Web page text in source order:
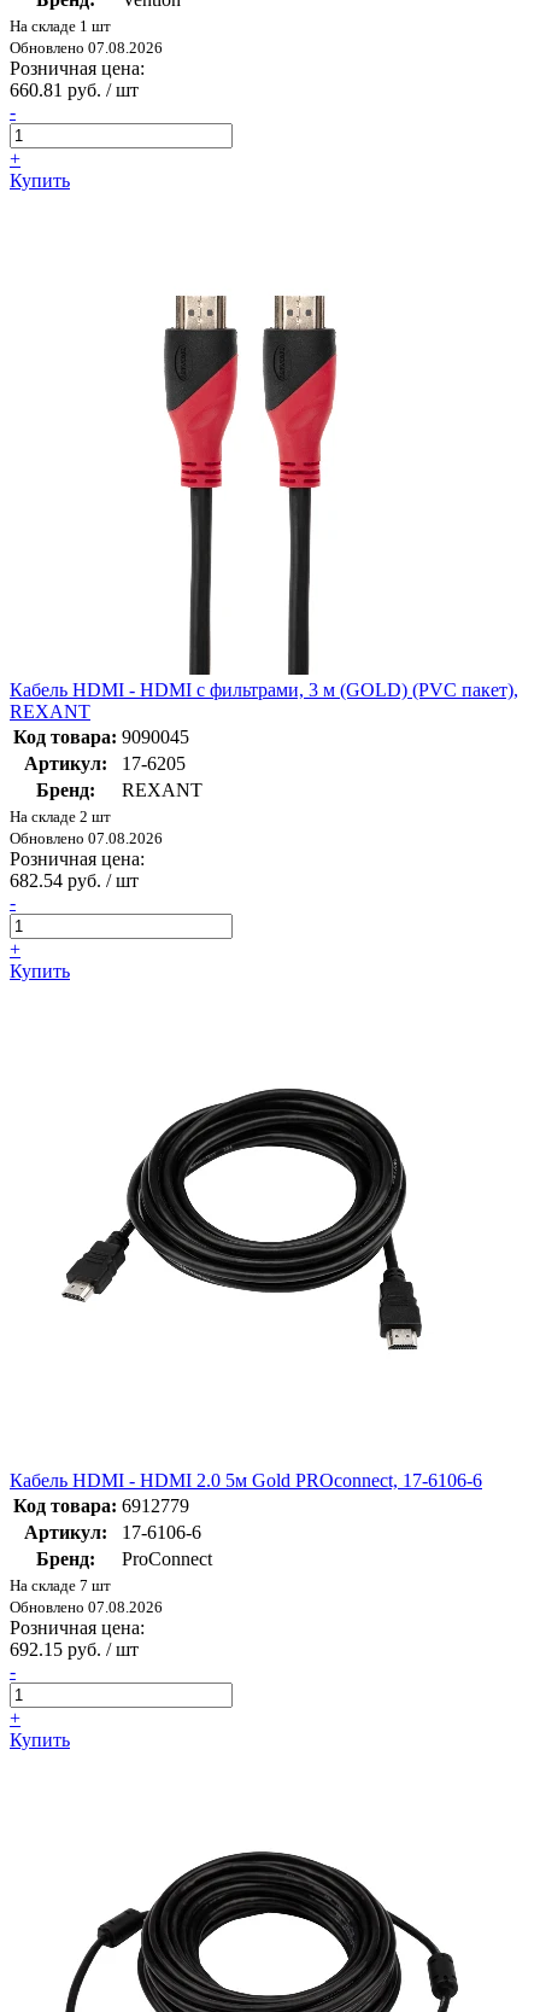
На складе 1 шт
Обновлено 07.08.2026
Розничная цена:
660.81 руб. / шт
-
+
Купить
Кабель HDMI - HDMI с фильтрами, 3 м (GOLD) (PVC пакет),
REXANT
Код товара: 9090045
Артикул:
17-6205
Бренд:
REXANT
На складе 2 шт
Обновлено 07.08.2026
Розничная цена:
682.54 руб. / шт
-
+
Купить
Кабель HDMI - HDMI 2.0 5м Gold PROconnect, 17-6106-6
Код товара: 6912779
Артикул:
17-6106-6
Бренд:
ProConnect
На складе 7 шт
Обновлено 07.08.2026
Розничная цена:
692.15 руб. / шт
-
+
Купить